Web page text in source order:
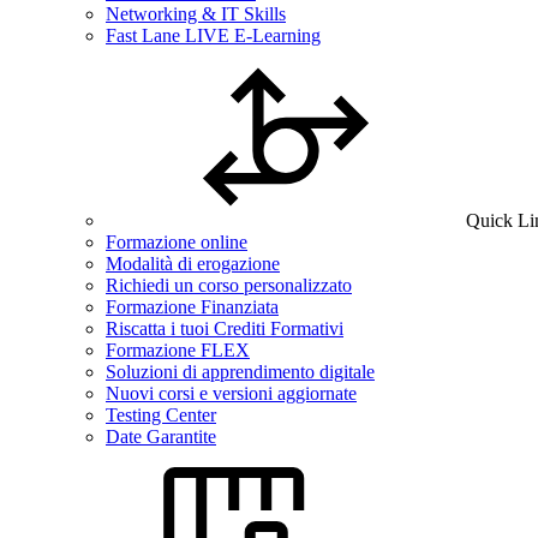
Networking & IT Skills
Fast Lane LIVE E-Learning
Quick
Formazione online
Modalità di erogazione
Richiedi un corso personalizzato
Formazione Finanziata
Riscatta i tuoi Crediti Formativi
Formazione FLEX
Soluzioni di apprendimento digitale
Nuovi corsi e versioni aggiornate
Testing Center
Date Garantite